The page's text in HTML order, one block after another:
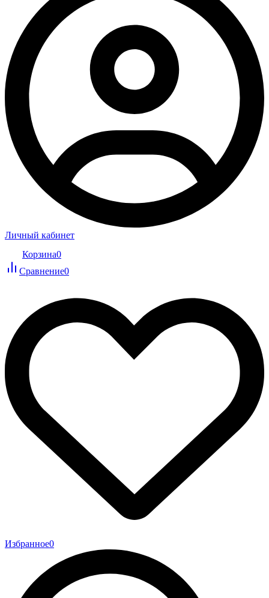
Личный кабинет
Корзина0
Сравнение0
Избранное0